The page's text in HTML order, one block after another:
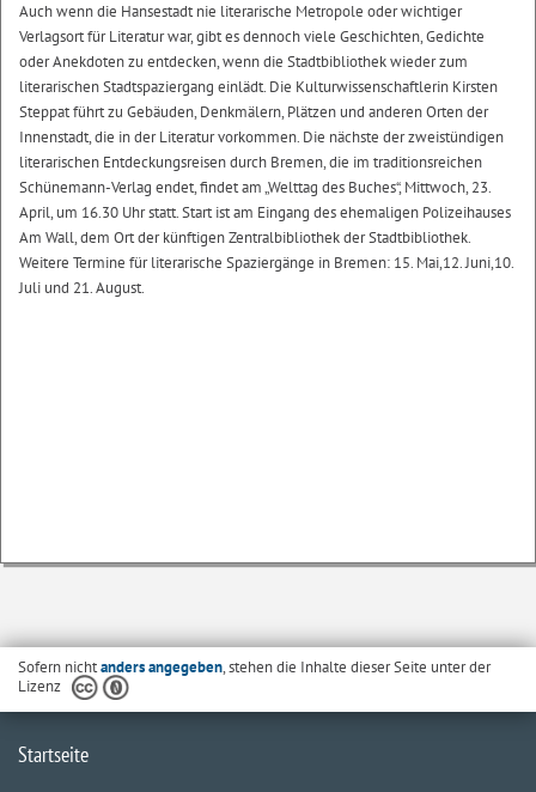
Auch wenn die Hansestadt nie literarische Metropole oder wichtiger
Verlagsort für Literatur war, gibt es dennoch viele Geschichten, Gedichte
oder Anekdoten zu entdecken, wenn die Stadtbibliothek wieder zum
literarischen Stadtspaziergang einlädt. Die Kulturwissenschaftlerin Kirsten
Steppat führt zu Gebäuden, Denkmälern, Plätzen und anderen Orten der
Innenstadt, die in der Literatur vorkommen. Die nächste der zweistündigen
literarischen Entdeckungsreisen durch Bremen, die im traditionsreichen
Schünemann-Verlag endet, findet am „Welttag des Buches“, Mittwoch, 23.
April, um 16.30 Uhr statt. Start ist am Eingang des ehemaligen Polizeihauses
Am Wall, dem Ort der künftigen Zentralbibliothek der Stadtbibliothek.
Weitere Termine für literarische Spaziergänge in Bremen: 15. Mai,12. Juni,10.
Juli und 21. August.
Sofern nichtanders angegeben, stehen die Inhalte dieser Seite unter der
Lizenz
Startseite